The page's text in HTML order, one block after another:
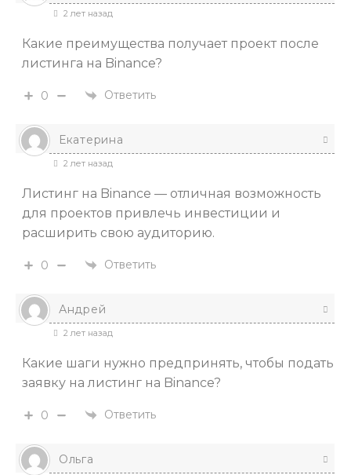
2 лет назад
Какие преимущества получает проект после
листинга на Binance?
0 Ответить
Екатерина
2 лет назад
Листинг на Binance — отличная возможность
для проектов привлечь инвестиции и
расширить свою аудиторию.
0 Ответить
Андрей
2 лет назад
Какие шаги нужно предпринять, чтобы подать
заявку на листинг на Binance?
0 Ответить
Ольга